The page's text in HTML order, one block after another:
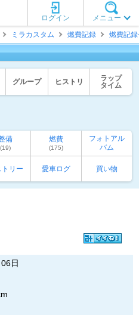
メニュー
ログイン
ミラカスタム 燃費記録 燃費記
グループ ヒストリ
ラップ
タイム
備
(19)
燃費
(175)
フォトアル
バム
トリー 愛車ログ 買い物
日